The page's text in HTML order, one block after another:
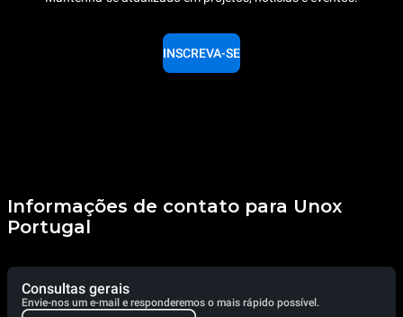
INSCREVA-SE
Informações de contato para Unox
Portugal
Consultas gerais
Envie-nos um e-mail e responderemos o mais rápido possível.